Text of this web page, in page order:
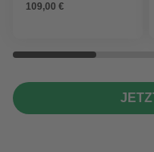
109,00 €